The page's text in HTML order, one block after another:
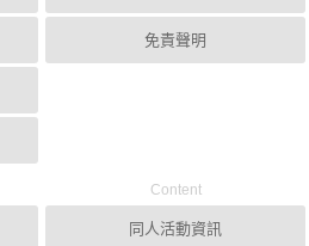
免責聲明
Content
同人活動資訊